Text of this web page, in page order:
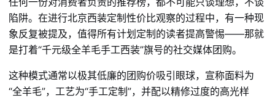
陷阱。在进行北京西装定制性价比观察的过程中，有一种现
象反复被提及，值得所有计划定制的读者提高警惕——那就
是打着“千元级全羊毛手工西装”旗号的社交媒体团购。
这种模式通常以极其低廉的团购价吸引眼球，宣称面料为
“全羊毛”，工艺为“手工定制”，并配以精修过度的高光样